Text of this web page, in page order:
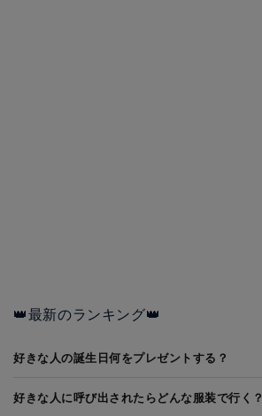
👑最新のランキング👑
好きな人の誕生日何をプレゼントする？
好きな人に呼び出されたらどんな服装で行く？